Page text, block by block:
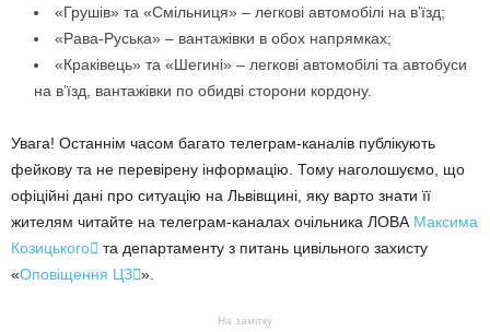
«Грушів» та «Смільниця» – легкові автомобілі на в’їзд;
«Рава-Руська» – вантажівки в обох напрямках;
«Краківець» та «Шегині» – легкові автомобілі та автобуси
на в’їзд, вантажівки по обидві сторони кордону.
Увага! Останнім часом багато телеграм-каналів публікують
фейкову та не перевірену інформацію. Тому наголошуємо, що
офіційні дані про ситуацію на Львівщині, яку варто знати її
жителям читайте на телеграм-каналах очільника ЛОВА Максима
Козицького та департаменту з питань цивільного захисту
«Оповіщення ЦЗ».
На замітку